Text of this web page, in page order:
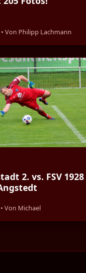
• Von Philipp Lachmann
2. vs. FSV 1928
Von Michael